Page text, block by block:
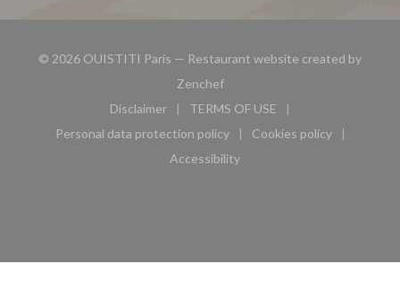
© 2026 OUISTITI Paris — Restaurant website created by
Zenchef((opens in a new window))
Disclaimer
((opens in a new window))
TERMS OF USE
((opens in a new window))
Personal data protection policy
((opens in a new window))
Cookies policy
((opens in a new
Accessibility
((opens in a new window))